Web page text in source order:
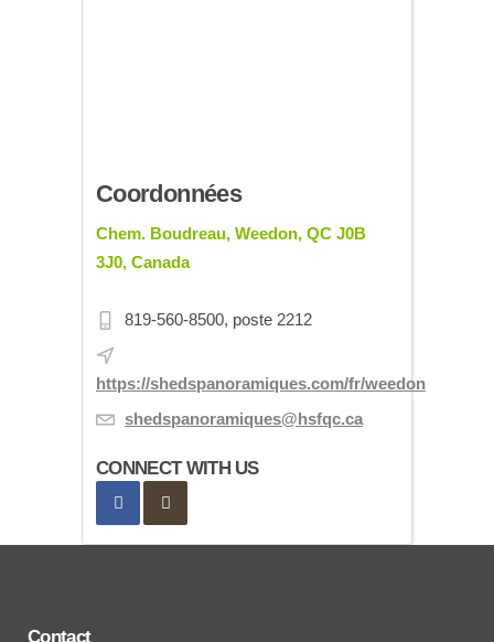
Coordonnées
Chem. Boudreau, Weedon, QC J0B
3J0, Canada
819-560-8500, poste 2212
https://shedspanoramiques.com/fr/weedon
shedspanoramiques@hsfqc.ca
CONNECT WITH US
Contact